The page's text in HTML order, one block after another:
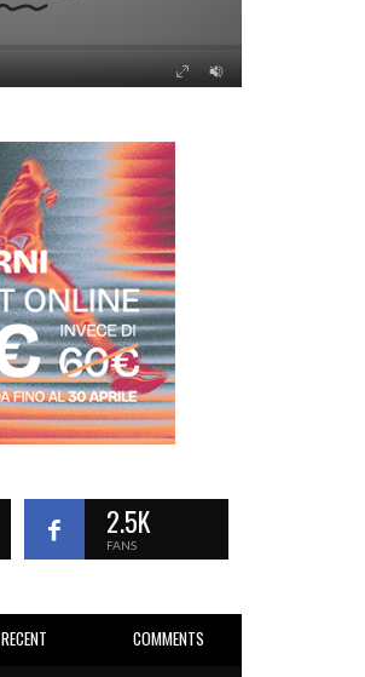
2.5K
FANS
RECENT COMMENTS